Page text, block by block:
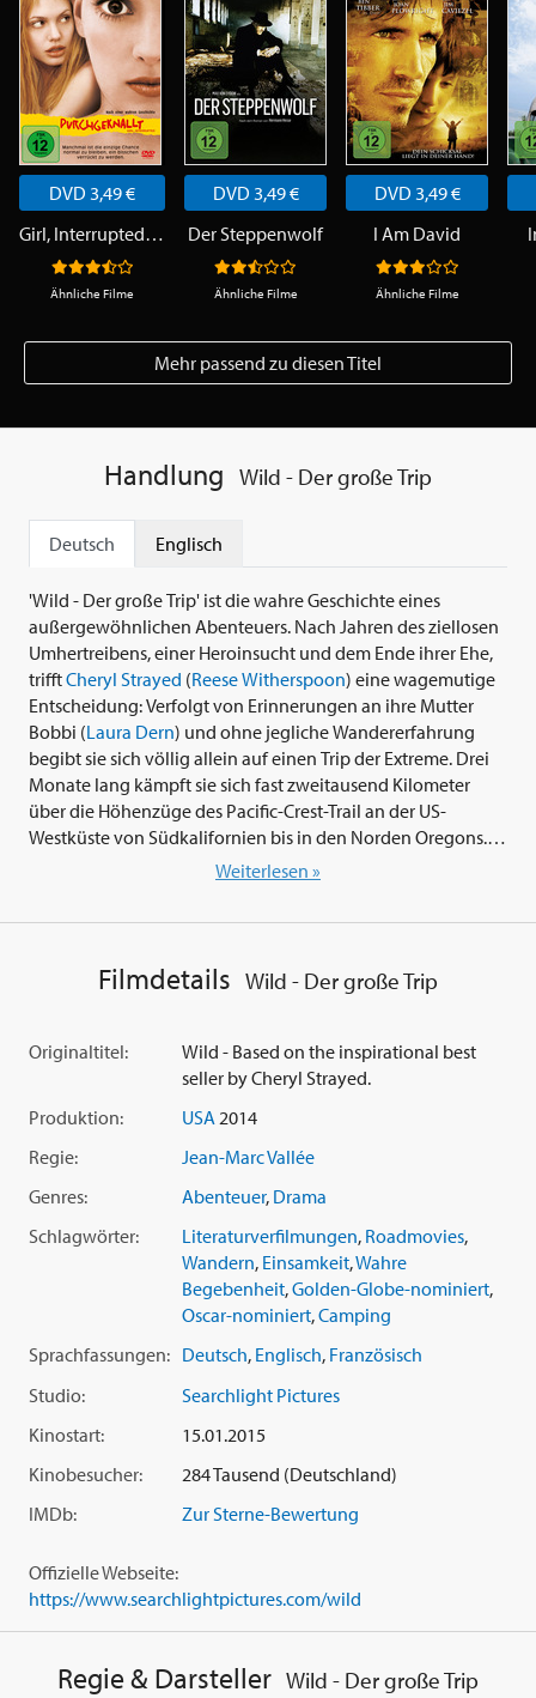
DVD 3,49 €
Girl, Interrupted - Durchgeknallt
Ähnliche Filme
DVD 3,49 €
Der Steppenwolf
Ähnliche Filme
DVD 3,49 €
I Am David
Ähnliche Filme
Mehr passend zu diesen Titel
Handlung Wild - Der große Trip
Deutsch Englisch
'Wild - Der große Trip' ist die wahre Geschichte eines
außergewöhnlichen Abenteuers. Nach Jahren des ziellosen
Umhertreibens, einer Heroinsucht und dem Ende ihrer Ehe,
trifftCheryl Strayed (Reese Witherspoon) eine wagemutige
Entscheidung: Verfolgt von Erinnerungen an ihre Mutter
Bobbi (Laura Dern) und ohne jegliche Wandererfahrung
begibt sie sich völlig allein auf einen Trip der Extreme. Drei
Monate lang kämpft sie sich fast zweitausend Kilometer
über die Höhenzüge des Pacific-Crest-Trail an der US-
Westküste von Südkalifornien bis in den Norden Oregons...
Schweiß, Blut und Nerven kostet, aber gleichzeitig stärker
macht und letztlich heilt. Der Oscar-nominierte Regisseur
- Tödliche Liste' 1995, 'C.R.A.Z.Y. - Verrücktes Leben' 2005,
'Young Victoria' 2009, 'Dallas Buyers Club' 2013) verfilmte
Pacific Crest Trail' mit dem Drehbuch des Oscar-nominierten
Schriftstellers und Drehbuchautors Nick Hornby ('A Long
der Hauptrolle brilliert Oscar-Preisträgerin
Witherspoon(u.a. 'Walk the Line', 'Wasser für die Elefanten'),
in weiteren Rollen glänzen die für einen 'Oscar' nominierte
und mehrfach mit dem 'Golden Globe' ausgezeichnete
('Das Schicksal ist ein mieser Verräter', 'Jurassic
Gaby Hoffmann,Kevin Rankin,W. Earl Brown,Mo McRae
undKeene McRae
Weiterlesen »
Filmdetails Wild - Der große Trip
Originaltitel:
Wild - Based on the inspirational best
seller by Cheryl Strayed.
Produktion:
USA 2014
Regie:
Jean-Marc Vallée
Genres:
Abenteuer, Drama
Schlagwörter:
Literaturverfilmungen, Roadmovies,
Wandern, Einsamkeit,Wahre
Begebenheit,Golden-Globe-nominiert,
Oscar-nominiert,Camping
Sprachfassungen: Deutsch, Englisch, Französisch
Studio:
Searchlight Pictures
Kinostart:
15.01.2015
Kinobesucher:
284 Tausend (Deutschland)
IMDb:
Zur Sterne-Bewertung
Offizielle Webseite:
https://www.searchlightpictures.com/wild
Regie & Darsteller Wild - Der große Trip